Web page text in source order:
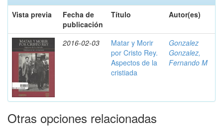
Vista previa
Fecha de
publicación
Título Autor(es)
2016-02-03
Matar y Morir
por Cristo Rey.
Aspectos de la
cristiada
Gonzalez
Gonzalez,
Fernando M
Otras opciones relacionadas